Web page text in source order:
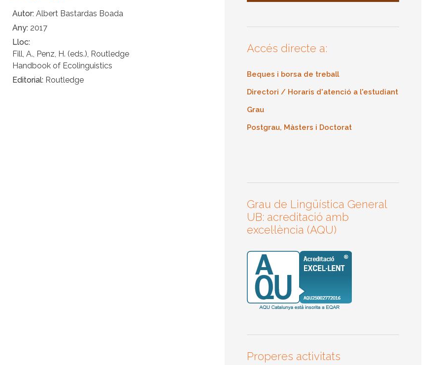
Autor Albert Bastardas Boada
Any 2017
Lloc
Fill, A., Penz, H. (eds.), Routledge
Handbook of Ecolinguistics
Editorial Routledge
Accés directe a:
Beques i borsa de treball
Directori / Horaris d'atenció a l'estudiant
Grau
Postgrau, Màsters i Doctorat
Grau de Lingüística General
UB: acreditació amb
excel·lència (AQU)
Properes activitats